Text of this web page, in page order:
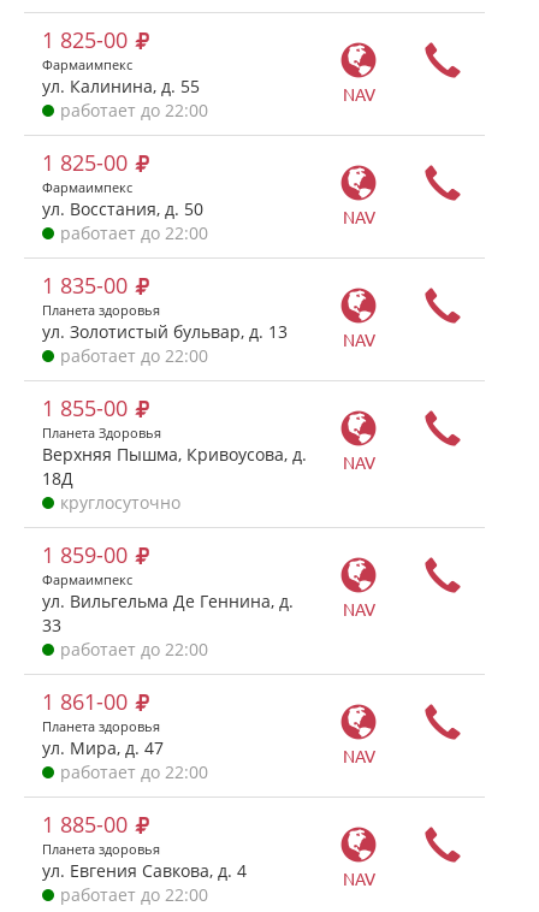
NAV
1 825-00
Фармаимпекс
ул. Калинина, д. 55
работает до 22:00
NAV
1 825-00
Фармаимпекс
ул. Восстания, д. 50
работает до 22:00
NAV
1 835-00
Планета здоровья
ул. Золотистый бульвар, д. 13
работает до 22:00
NAV
1 855-00
Планета Здоровья
Верхняя Пышма, Кривоусова, д.
18Д
круглосуточно
NAV
1 859-00
Фармаимпекс
ул. Вильгельма Де Геннина, д.
33
работает до 22:00
NAV
1 861-00
Планета здоровья
ул. Мира, д. 47
работает до 22:00
NAV
1 885-00
Планета здоровья
ул. Евгения Савкова, д. 4
работает до 22:00